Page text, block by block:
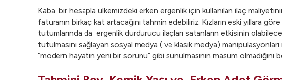
Kaba bir hesapla ülkemizdeki erken ergenlik için kullanılan ilaç
faturanın birkaç kat artacağını tahmin edebiliriz. Kızların eski yıllara
tutumlarında da ergenlik durdurucu ilaçları satanların etkisinin
tutulmasını sağlayan sosyal medya ( ve klasik medya)
“modern hayatın yeni bir sorunu” gibi sunulmasının masum olmadığını